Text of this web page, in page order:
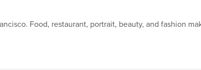
Food, restaurant, portrait, beauty, and fashion